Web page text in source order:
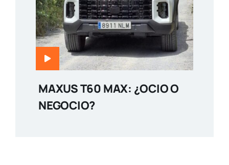
MAXUS T60 MAX: ¿OCIO O
NEGOCIO?